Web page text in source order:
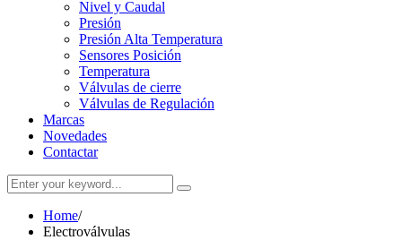
Nivel y Caudal
Presión
Presión Alta Temperatura
Sensores Posición
Temperatura
Válvulas de cierre
Válvulas de Regulación
Marcas
Novedades
Contactar
Home/
Electroválvulas